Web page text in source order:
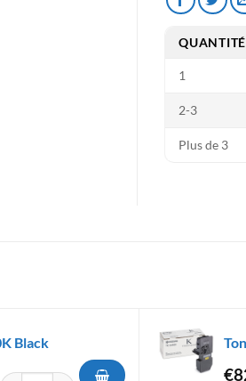
QUANTITÉ
1
2-3
Plus de 3
Black
€